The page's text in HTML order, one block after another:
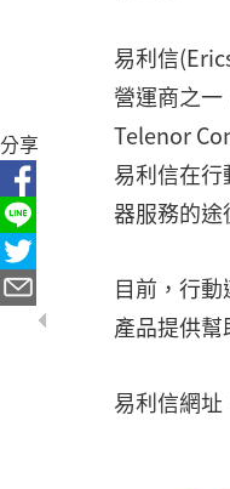
易利信
營運商之一
Telenor
易利信在
器服務的途
目前，行
產品提供
易利信網
分享